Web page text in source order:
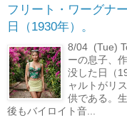
フリート・ワーグナ
日（1930年）。
8/04 (Tue)
ーの息子、
没した日（
ャルトがリ
供である。
後もバイロイト音...